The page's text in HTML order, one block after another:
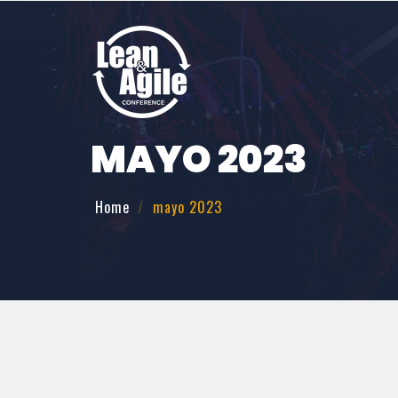
MAYO 2023
Home mayo 2023